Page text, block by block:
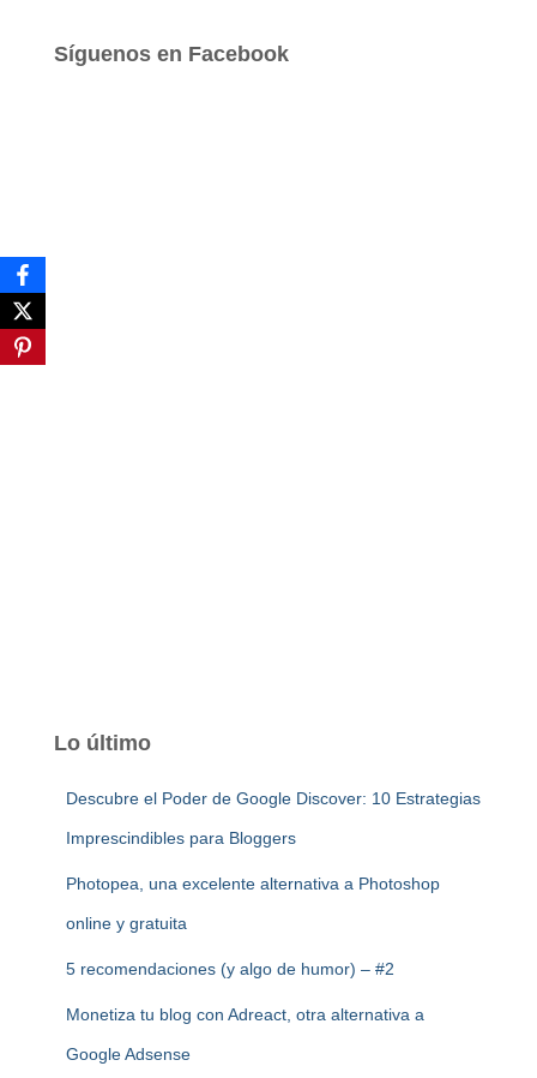
a
Síguenos en Facebook
Lo último
Descubre el Poder de Google Discover: 10 Estrategias
Imprescindibles para Bloggers
Photopea, una excelente alternativa a Photoshop
online y gratuita
5 recomendaciones (y algo de humor) – #2
Monetiza tu blog con Adreact, otra alternativa a
Google Adsense